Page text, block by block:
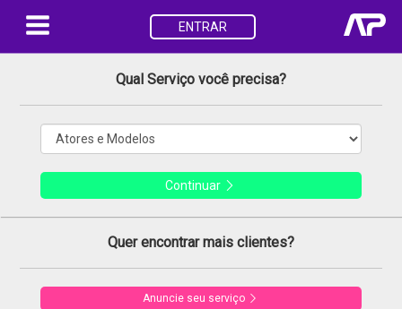
ENTRAR
Qual Serviço você precisa?
Continuar
Quer encontrar mais clientes?
Anuncie seu serviço